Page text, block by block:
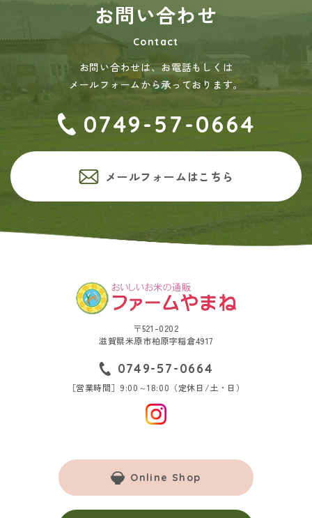
お問い合わせ
Contact
お問い合わせは、お電話もしくは
メールフォームから承っております。
0749-57-0664
メールフォームはこちら
〒521-0202
滋賀県米原市柏原字稲倉4917
0749-57-0664
［営業時間］9:00～18:00（定休日/土・日）
Online Shop